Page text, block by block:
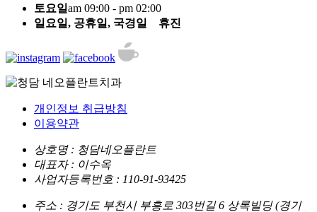
토요일am 09:00 - pm 02:00
일요일, 공휴일, 국경일 휴진
개인정보 취급방침
이용약관
상호명 : 청담네오플란트
대표자 : 이수옥
사업자등록번호 : 110-91-93425
주소 : 경기도 부천시 부흥로 303번길 6 상록빌딩(경기